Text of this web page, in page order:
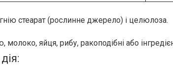
стеарат (рослинне джерело) і целюлоза.
яйця, рибу, ракоподібні або